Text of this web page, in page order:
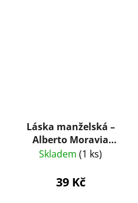
Láska manželská –
Alberto Moravia
(1967)
Skladem (1 ks)
39 Kč